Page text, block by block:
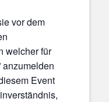
vor dem
welcher für
anzumelden
Event